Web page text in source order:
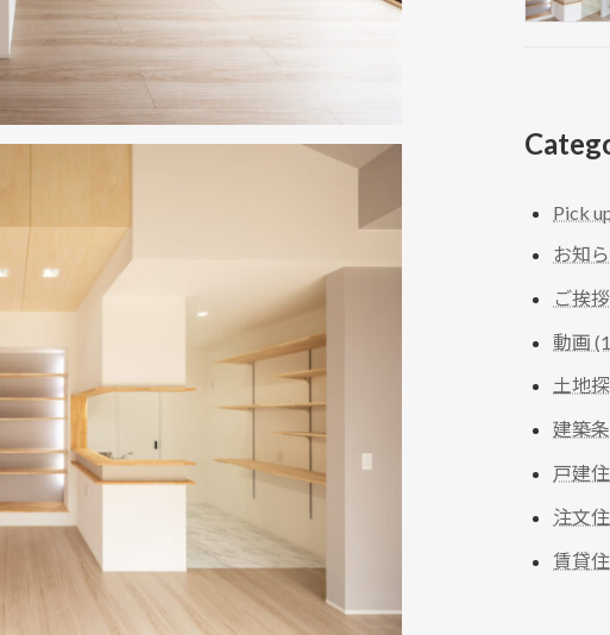
Pick
お知
ご挨
動画
土地
建築
戸建
注文
賃貸